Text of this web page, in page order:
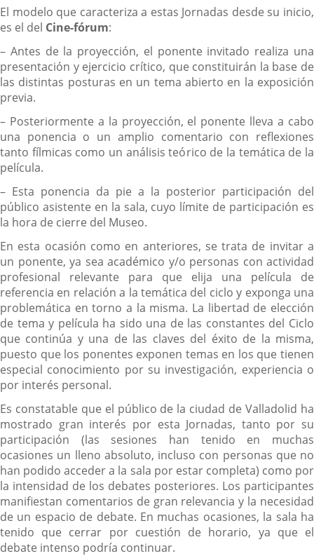
El modelo que caracteriza a estas Jornadas desde su inicio,
es el del Cine-fórum:
– Antes de la proyección, el ponente invitado realiza una
presentación y ejercicio crítico, que constituirán la base de
las distintas posturas en un tema abierto en la exposición
previa.
– Posteriormente a la proyección, el ponente lleva a cabo
una ponencia o un amplio comentario con reflexiones
tanto fílmicas como un análisis teórico de la temática de la
película.
– Esta ponencia da pie a la posterior participación del
público asistente en la sala, cuyo límite de participación es
la hora de cierre del Museo.
En esta ocasión como en anteriores, se trata de invitar a
un ponente, ya sea académico y/o personas con actividad
profesional relevante para que elija una película de
referencia en relación a la temática del ciclo y exponga una
problemática en torno a la misma. La libertad de elección
de tema y película ha sido una de las constantes del Ciclo
que continúa y una de las claves del éxito de la misma,
puesto que los ponentes exponen temas en los que tienen
especial conocimiento por su investigación, experiencia o
por interés personal.
Es constatable que el público de la ciudad de Valladolid ha
mostrado gran interés por esta Jornadas, tanto por su
participación (las sesiones han tenido en muchas
ocasiones un lleno absoluto, incluso con personas que no
han podido acceder a la sala por estar completa) como por
la intensidad de los debates posteriores. Los participantes
manifiestan comentarios de gran relevancia y la necesidad
de un espacio de debate. En muchas ocasiones, la sala ha
tenido que cerrar por cuestión de horario, ya que el
debate intenso podría continuar.